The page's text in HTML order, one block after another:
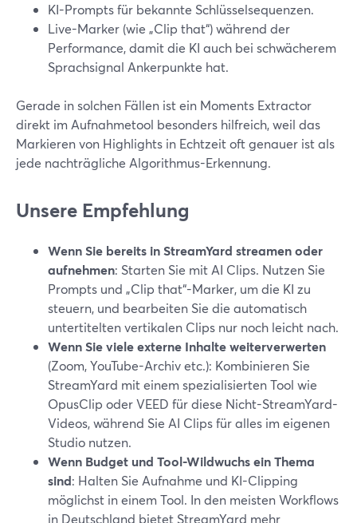
KI-Prompts für bekannte Schlüsselsequenzen.
Live-Marker (wie „Clip that“) während der
Performance, damit die KI auch bei schwächerem
Sprachsignal Ankerpunkte hat.
Gerade in solchen Fällen ist ein Moments Extractor
direkt im Aufnahmetool besonders hilfreich, weil das
Markieren von Highlights in Echtzeit oft genauer ist als
jede nachträgliche Algorithmus-Erkennung.
Unsere Empfehlung
Wenn Sie bereits in StreamYard streamen oder
aufnehmen: Starten Sie mit AI Clips. Nutzen Sie
Prompts und „Clip that“-Marker, um die KI zu
steuern, und bearbeiten Sie die automatisch
untertitelten vertikalen Clips nur noch leicht nach.
Wenn Sie viele externe Inhalte weiterverwerten
(Zoom, YouTube-Archiv etc.): Kombinieren Sie
StreamYard mit einem spezialisierten Tool wie
OpusClip oder VEED für diese Nicht-StreamYard-
Videos, während Sie AI Clips für alles im eigenen
Studio nutzen.
Wenn Budget und Tool-Wildwuchs ein Thema
sind: Halten Sie Aufnahme und KI-Clipping
möglichst in einem Tool. In den meisten Workflows
in Deutschland bietet StreamYard mehr